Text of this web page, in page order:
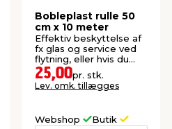
Bobleplast rulle 50
cm x 10 meter
Effektiv beskyttelse af
fx glas og service ved
flytning, eller hvis du
skal sende noget.
25,00pr. stk.
Lev. omk. tillægges
Webshop Butik